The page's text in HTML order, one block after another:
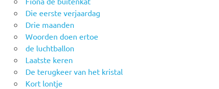
Die eerste verjaardag
Drie maanden
Woorden doen ertoe
de luchtballon
Laatste keren
De terugkeer van het kristal
Kort lontje